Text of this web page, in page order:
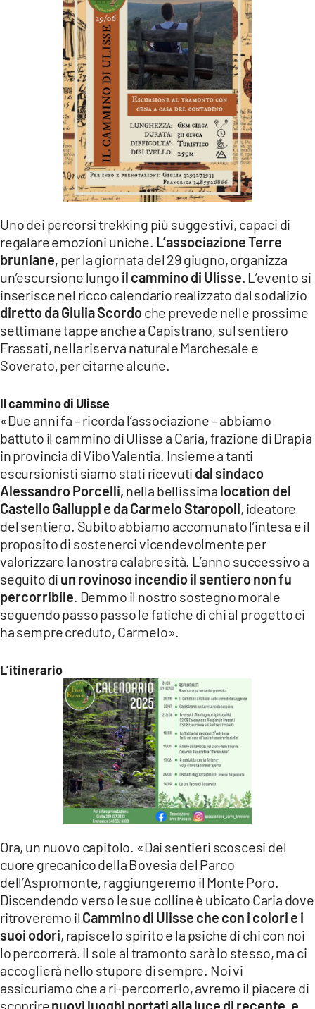
LACONAIR.IT
LACITYMAG.IT
ILREGGINO.IT
COSENZACHANNEL.IT
ILVIBONESE.IT
CATANZAROCHANNEL.IT
LACAPITALENEWS.IT
ANDROID
APPLE
Uno dei percorsi trekking più suggestivi, capaci di
regalare emozioni uniche. L’associazione Terre
bruniane, per la giornata del 29 giugno, organizza
un’escursione lungo il cammino di Ulisse . L’evento si
inserisce nel ricco calendario realizzato dal sodalizio
diretto da Giulia Scordoche prevede nelle prossime
settimane tappe anche a Capistrano, sul sentiero
Frassati, nella riserva naturale Marchesale e
Soverato, per citarne alcune.
Il cammino di Ulisse
«Due anni fa – ricorda l’associazione – abbiamo
battuto il cammino di Ulisse a Caria, frazione di Drapia
in provincia di Vibo Valentia. Insieme a tanti
escursionisti siamo stati ricevuti dal sindaco
Alessandro Porcelli, nella bellissima location del
Castello Galluppi e da Carmelo Staropoli, ideatore
del sentiero. Subito abbiamo accomunato l’intesa e il
proposito di sostenerci vicendevolmente per
valorizzare la nostra calabresità. L’anno successivo a
seguito di un rovinoso incendio il sentiero non fu
percorribile . Demmo il nostro sostegno morale
seguendo passo passo le fatiche di chi al progetto ci
ha sempre creduto, Carmelo».
L’itinerario
Ora, un nuovo capitolo. «Dai sentieri scoscesi del
cuore grecanico della Bovesia del Parco
dell’Aspromonte, raggiungeremo il Monte Poro.
Discendendo verso le sue colline è ubicato Caria dove
ritroveremo il Cammino di Ulisse che con i colori e i
suoi odori, rapisce lo spirito e la psiche di chi con noi
lo percorrerà. Il sole al tramonto sarà lo stesso, ma ci
accoglierà nello stupore di sempre. Noi vi
assicuriamo che a ri-percorrerlo, avremo il piacere di